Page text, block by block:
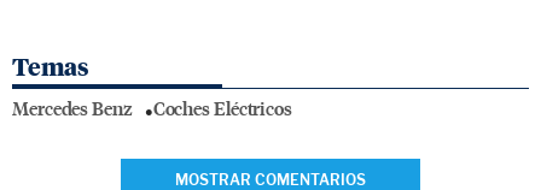
Temas
Mercedes Benz Coches Eléctricos
MOSTRAR COMENTARIOS